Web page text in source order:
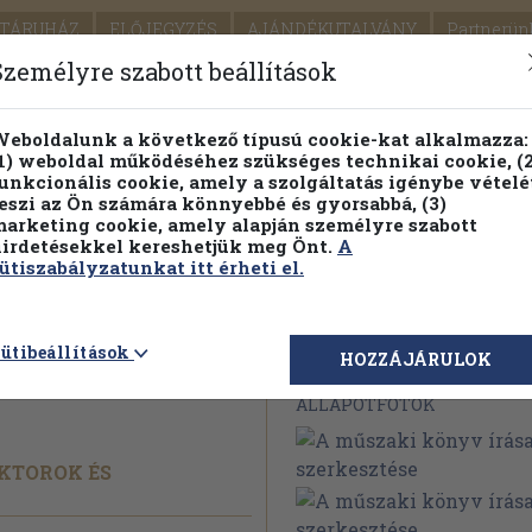
ELŐJEGYZÉS AJÁNDÉKUTALVÁNY
SEGÍTSÉG
PILLANATNYI ÁRAINK FENNTARTHATÓ
Részletes kereső Témaköri fa
és
ÉS
Megvásárolható
ÁLLAPOTFOTÓK
szabott beállítások
a következő típusú cookie-kat alkalmazza:
weboldal működéséhez szükséges technikai cookie,
cookie, amely a szolgáltatás igénybe
az Ön számára könnyebbé és gyorsabbá, (3)
cookie, amely alapján személyre szabott
kereshetjük meg Önt. A
itt érheti el.
HOZZÁJÁRULOK